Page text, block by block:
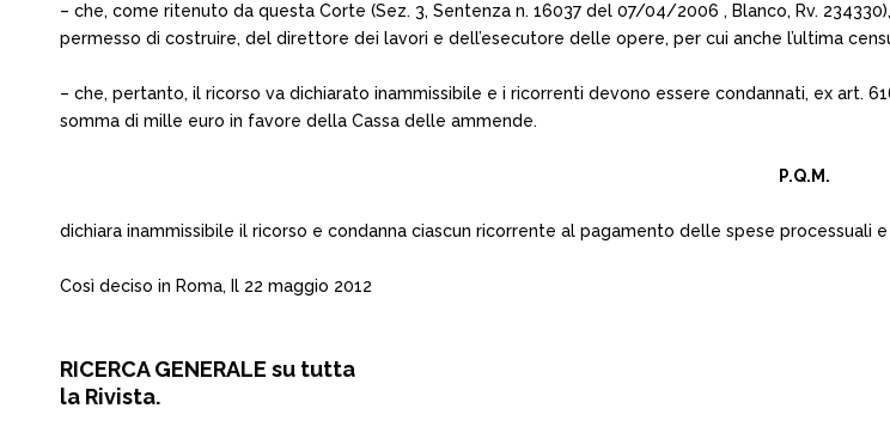
– che, come ritenuto da questa Corte (Sez. 3, Sentenza n. 16037 del 07/04/2006 , Blanco, Rv.
permesso di costruire, del direttore dei lavori e dell’esecutore delle opere, per cui anche l’ultima
– che, pertanto, il ricorso va dichiarato inammissibile e i ricorrenti devono essere condannati, ex art.
somma di mille euro in favore della Cassa delle ammende.
P.Q.M.
dichiara inammissibile il ricorso e condanna ciascun ricorrente al pagamento delle spese processuali
Così deciso in Roma, Il 22 maggio 2012
RICERCA GENERALE su tutta
la Rivista.